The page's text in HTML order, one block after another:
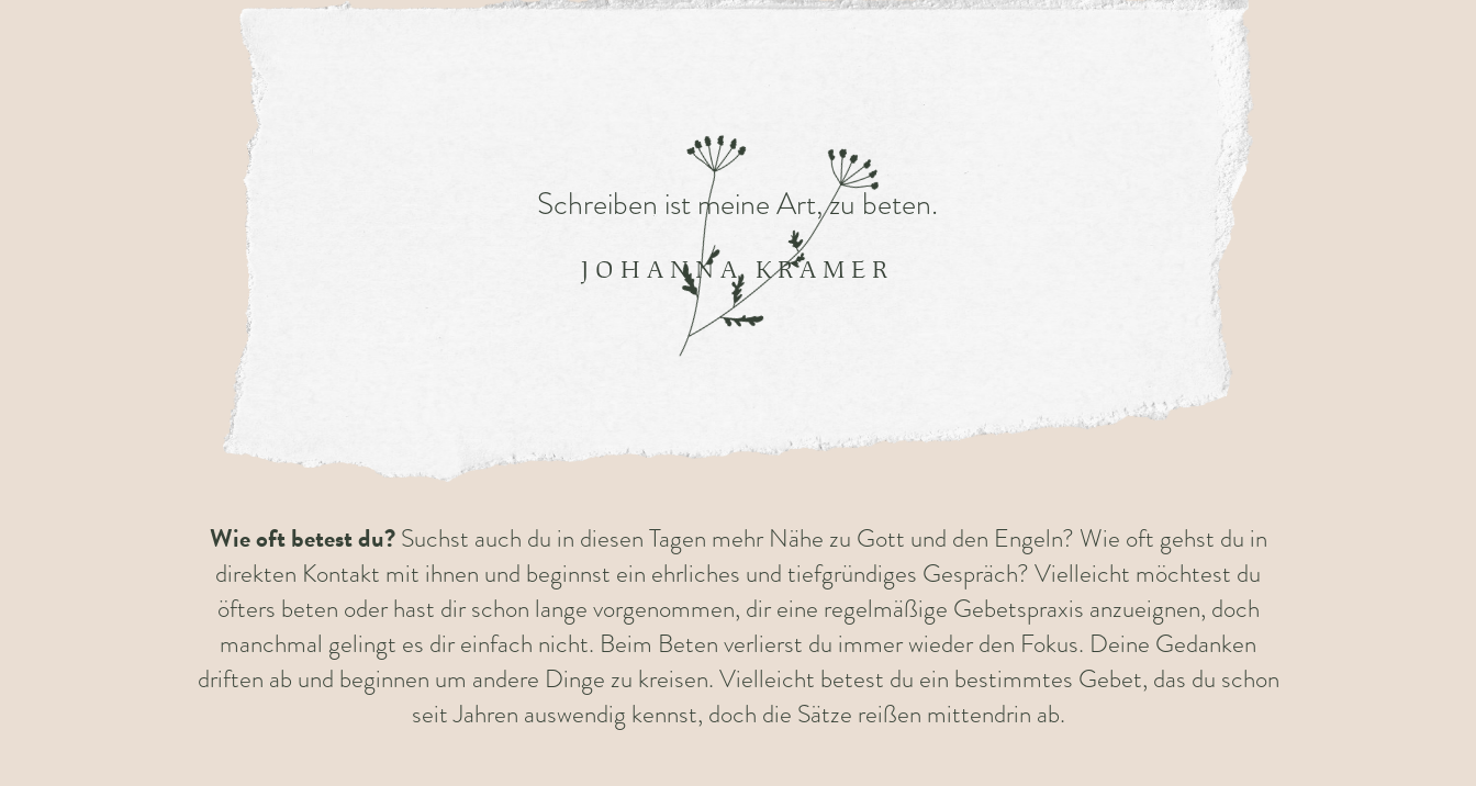
Schreiben ist meine Art, zu beten.
JOHANNA KRAMER
Wie oft betest du?Suchst auch du in diesen Tagen mehr Nähe zu Gott und den Engeln? Wie oft gehst du in
direkten Kontakt mit ihnen und beginnst ein ehrliches und tiefgründiges Gespräch? Vielleicht möchtest du
öfters beten oder hast dir schon lange vorgenommen, dir eine regelmäßige Gebetspraxis anzueignen, doch
manchmal gelingt es dir einfach nicht. Beim Beten verlierst du immer wieder den Fokus. Deine Gedanken
driften ab und beginnen um andere Dinge zu kreisen. Vielleicht betest du ein bestimmtes Gebet, das du schon
seit Jahren auswendig kennst, doch die Sätze reißen mittendrin ab.